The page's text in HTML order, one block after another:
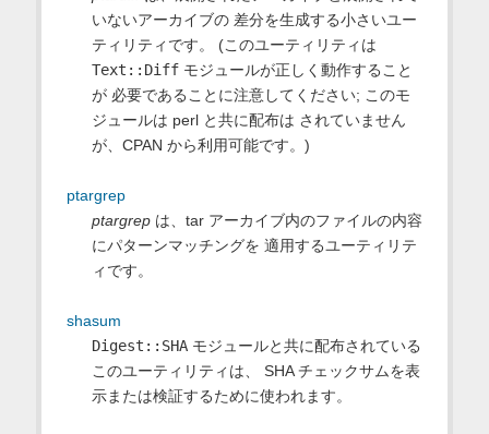
いないアーカイブの 差分を生成する小さいユー
ティリティです。 (このユーティリティは
Text::Diffモジュールが正しく動作すること
が 必要であることに注意してください; このモ
ジュールは perl と共に配布は されていません
が、CPAN から利用可能です。)
ptargrep
ptargrepは、tar アーカイブ内のファイルの内容
にパターンマッチングを 適用するユーティリテ
ィです。
shasum
Digest::SHAモジュールと共に配布されている
このユーティリティは、 SHA チェックサムを表
示または検証するために使われます。